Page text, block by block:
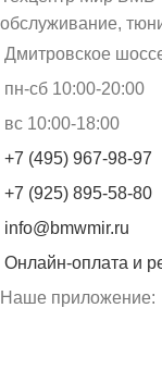
обслуживание,
Дмитровское
пн-сб 10:00-20:00
вс 10:00-18:00
+7 (495) 967-98-97
+7 (925) 895-58-80
info@bmwmir.ru
Онлайн-оплата и
Наше приложение: